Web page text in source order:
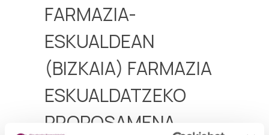
FARMAZIA-
ESKUALDEAN
(BIZKAIA) FARMAZIA
ESKUALDATZEKO
PROPOSAMENA